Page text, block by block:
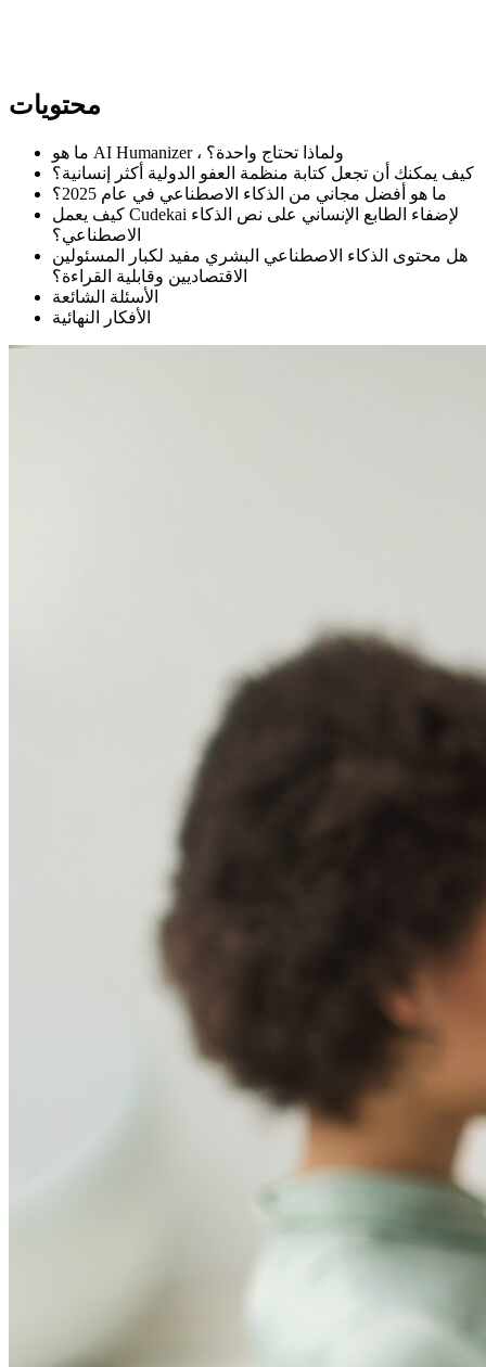
محتويات
ما هو AI Humanizer ، ولماذا تحتاج واحدة؟
كيف يمكنك أن تجعل كتابة منظمة العفو الدولية أكثر إنسانية؟
ما هو أفضل مجاني من الذكاء الاصطناعي في عام 2025؟
كيف يعمل Cudekai لإضفاء الطابع الإنساني على نص الذكاء
الاصطناعي؟
هل محتوى الذكاء الاصطناعي البشري مفيد لكبار المسئولين
الاقتصاديين وقابلية القراءة؟
الأسئلة الشائعة
الأفكار النهائية